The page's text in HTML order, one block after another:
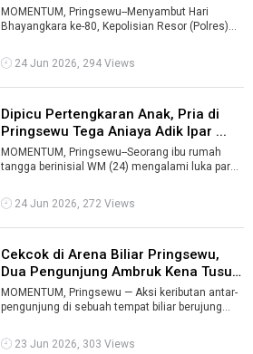
MOMENTUM, Pringsewu--Menyambut Hari
Bhayangkara ke-80, Kepolisian Resor (Polres)
...
24 Jun 2026, 294 Views
Dipicu Pertengkaran Anak, Pria di
Pringsewu Tega Aniaya Adik Ipar ...
MOMENTUM, Pringsewu--Seorang ibu rumah
tangga berinisial WM (24) mengalami luka parah
24 Jun 2026, 272 Views
Cekcok di Arena Biliar Pringsewu,
Dua Pengunjung Ambruk Kena Tusu
...
MOMENTUM, Pringsewu — Aksi keributan antar-
pengunjung di sebuah tempat biliar berujung
23 Jun 2026, 303 Views